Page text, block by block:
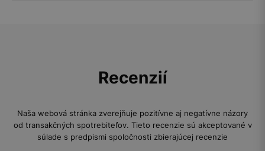
Recenzií
Naša webová stránka zverejňuje pozitívne aj negatívne názory
od transakčných spotrebiteľov. Tieto recenzie sú akceptované v
súlade s predpismi spoločnosti zbierajúcej recenzie